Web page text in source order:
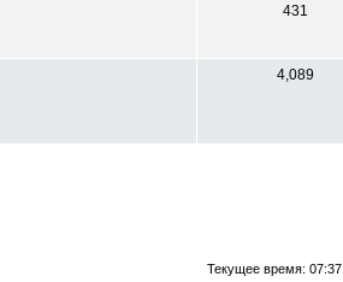
431
4,089
Текущее время: 07:37